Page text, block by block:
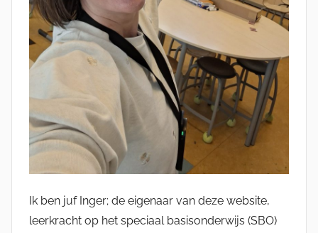
Ik ben juf Inger; de eigenaar van deze website,
leerkracht op het speciaal basisonderwijs (SBO)